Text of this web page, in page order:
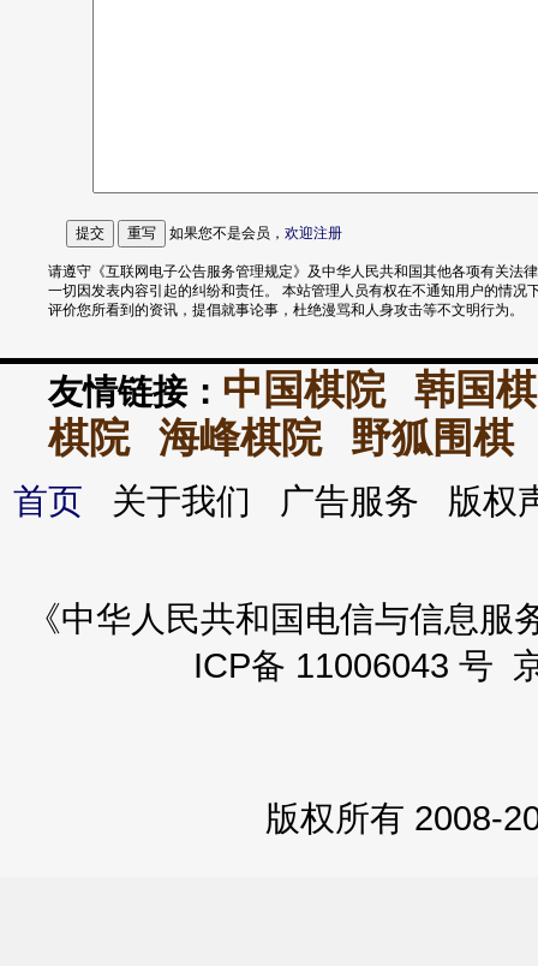
如果您不是会员， 欢迎注册
请遵守《互联网电子公告服务管理规定》及中华人民共和国其他各项有关法
一切因发表内容引起的纠纷和责任。 本站管理人员有权在不通知用户的情况
评价您所看到的资讯，提倡就事论事，杜绝漫骂和人身攻击等不文明行为。
友情链接： 中国棋院
韩国
棋院
海峰棋院 野狐围棋
首页 关于我们 广告服务 版
《中华人民共和国电信与信息
ICP备 11006043 号
版权所有 2008-